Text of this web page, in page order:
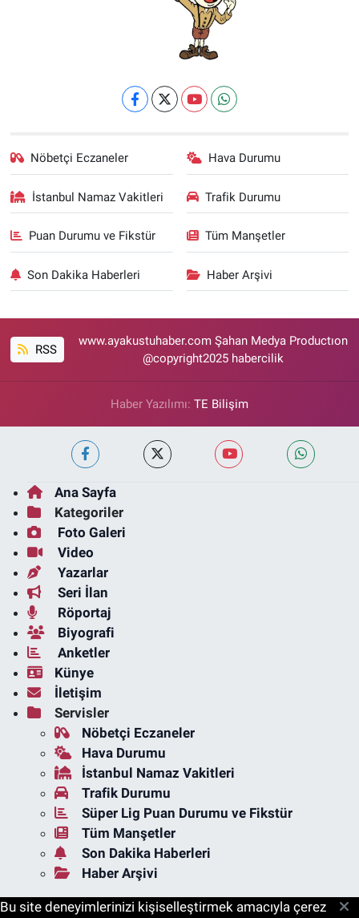
Nöbetçi Eczaneler Hava Durumu
İstanbul Namaz Vakitleri Trafik Durumu
Puan Durumu ve Fikstür Tüm Manşetler
Son Dakika Haberleri Haber Arşivi
RSS
www.ayakustuhaber.com Şahan Medya Productıon
@copyright2025 habercilik
Haber Yazılımı: TE Bilişim
Ana Sayfa
Kategoriler
Foto Galeri
Video
Yazarlar
Seri İlan
Röportaj
Biyografi
Anketler
Künye
İletişim
Servisler
Nöbetçi Eczaneler
Hava Durumu
İstanbul Namaz Vakitleri
Trafik Durumu
Süper Lig Puan Durumu ve Fikstür
Tüm Manşetler
Son Dakika Haberleri
Haber Arşivi
Bu site deneyimlerinizi kişiselleştirmek amacıyla çerez